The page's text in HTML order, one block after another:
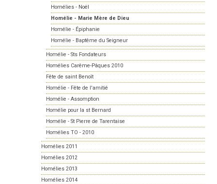
Homélies - Noël
Homélie - Marie Mère de Dieu
Homélie - Épiphanie
Homélie - Baptême du Seigneur
Homélie - Sts Fondateurs
Homélies Carême-Pâques 2010
Fête de saint Benoît
Homélie - Fête de l'amitié
Homélie - Assomption
Homélie pour la st Bernard
Homélie - St Pierre de Tarentaise
Homélies TO - 2010
Homélies 2011
Homélies 2012
Homélies 2013
Homélies 2014